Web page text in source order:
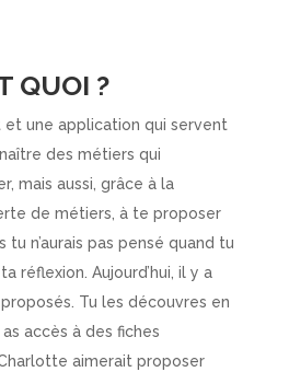
QUOI ?
et une application qui servent
des métiers qui
mais aussi, grâce à la
de métiers, à te proposer
n’aurais pas pensé quand tu
réflexion. Aujourd’hui, il y a
Tu les découvres en
accès à des fiches
aimerait proposer